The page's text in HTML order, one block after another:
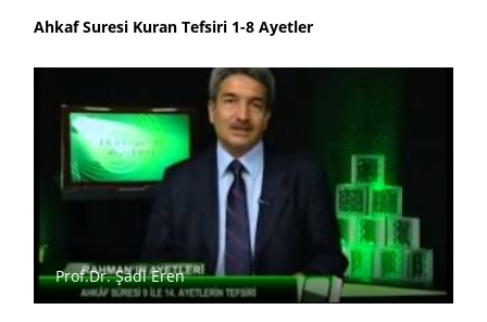
Ahkaf Suresi Kuran Tefsiri 1-8 Ayetler
Prof.Dr. Şadi Eren